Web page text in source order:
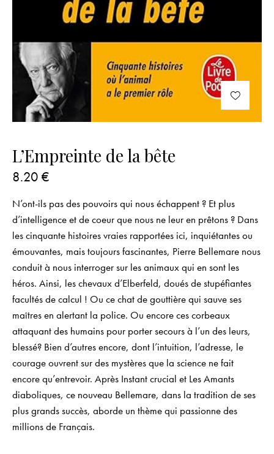
L’Empreinte de la bête
8.20 €
N’ont-ils pas des pouvoirs qui nous échappent ? Et plus
d’intelligence et de coeur que nous ne leur en prêtons ? Dans
les cinquante histoires vraies rapportées ici, inquiétantes ou
émouvantes, mais toujours fascinantes, Pierre Bellemare nous
conduit à nous interroger sur les animaux qui en sont les
héros. Ainsi, les chevaux d’Elberfeld, doués de stupéfiantes
facultés de calcul ! Ou ce chat de gouttière qui sauve ses
maîtres en alertant la police. Ou encore ces corbeaux
attaquant des humains pour porter secours à l’un des leurs,
blessé? Bien d’autres encore, dont l’intuition, l’adresse, le
courage ouvrent sur des mystères que la science ne fait
encore qu’entrevoir. Après Instant crucial et Les Amants
diaboliques, ce nouveau Bellemare, dans la tradition de ses
plus grands succès, aborde un thème qui passionne des
millions de Français.